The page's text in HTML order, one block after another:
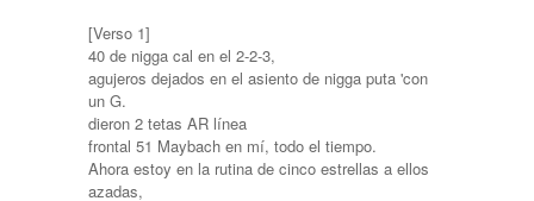
[Verso 1]
40 de nigga cal en el 2-2-3,
agujeros dejados en el asiento de nigga puta 'con
un G.
dieron 2 tetas AR línea
frontal 51 Maybach en mí, todo el tiempo.
Ahora estoy en la rutina de cinco estrellas a ellos
azadas,